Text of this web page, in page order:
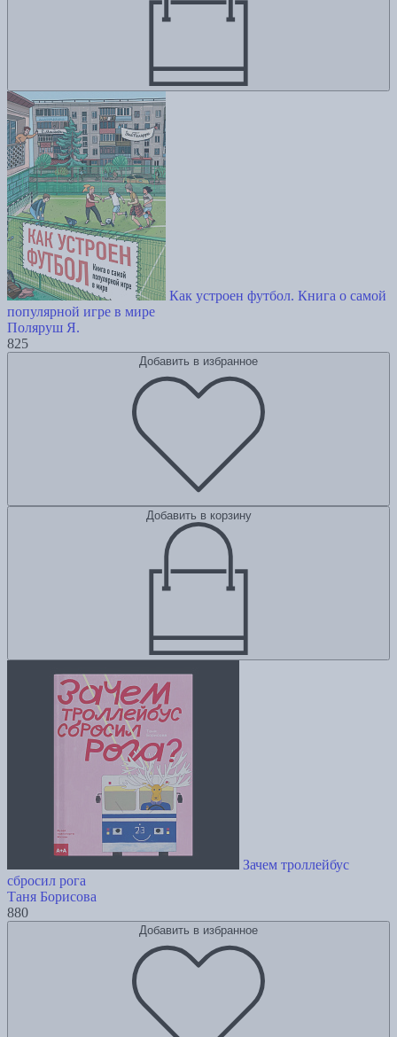
Как устроен футбол. Книга о самой
популярной игре в мире
Поляруш Я.
825
Добавить в избранное
Добавить в корзину
Зачем троллейбус
сбросил рога
Таня Борисова
880
Добавить в избранное